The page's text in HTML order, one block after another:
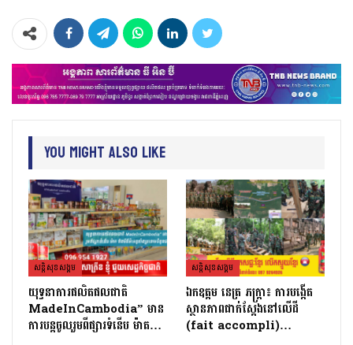
You Might Also Like
សន្តិសុខសង្គម
យុទ្ធនាការផលិតផលជាតិ
MadeInCambodia” មាន
ការបន្តចូលរួមពីផ្សារទំនើប ម៉ាត…
សន្តិសុខសង្គម
ឯកឧត្តម នេត្រ ភក្ត្រា៖ ការបង្កើត
ស្ថានភាពជាក់ស្តែងនៅលើដី
(fait accompli)…